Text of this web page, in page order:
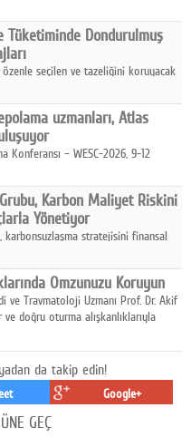
alışveriş deneyimi arasında köprü
uluslararası pazarlara açılıyor.
Tüketiminde Dondurulmuş
seçilen ve tazeliğini koruyacak
bir alternatif sunuyor.
uzmanları, Atlas
Konferansı – WESC-2026, 9-12
Karbon Maliyet Riskini
Yönetiyor
karbonsuzlaşma stratejisini finansal
Omzunuzu Koruyun
ve Travmatoloji Uzmanı Prof. Dr. Akif
doğru oturma alışkanlıklarıyla
da takip edin!
Google+
GEÇ